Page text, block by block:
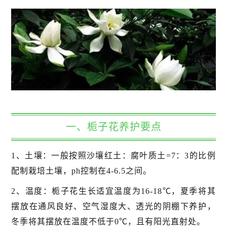
一、栀子花养护要点
1、土壤：一般按照沙壤红土：腐叶质土=7：3的比例
配制栽培土壤，ph控制在4-6.5之间。
2、温度：栀子花生长适宜温度为16-18℃，夏季将其
摆放在通风良好、空气湿度大、透光的阴棚下养护，
冬季将其摆放在温度不低于0℃，且有阳光直射处。